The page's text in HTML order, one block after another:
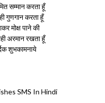
सम्मान करता हूँ
गुणगान करता हूँ
मोक्ष पाने की
अरमान रखता हूँ
शुभकामनाये
SMS In Hindi